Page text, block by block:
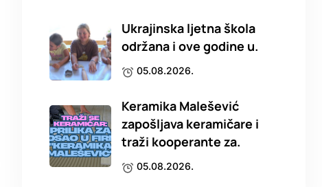
Ukrajinska ljetna škola
održana i ove godine u.
05.08.2026.
Keramika Malešević
zapošljava keramičare i
traži kooperante za.
05.08.2026.